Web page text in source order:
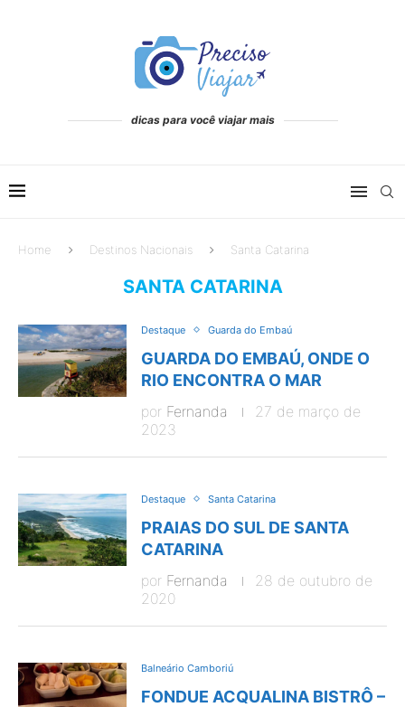
dicas para você viajar mais
Home Destinos Nacionais Santa Catarina
SANTA CATARINA
Destaque Guarda do Embaú
GUARDA DO EMBAÚ, ONDE O
RIO ENCONTRA O MAR
por Fernanda
27 de março de
2023
Destaque Santa Catarina
PRAIAS DO SUL DE SANTA
CATARINA
por Fernanda
28 de outubro de
2020
Balneário Camboriú
FONDUE ACQUALINA BISTRÔ –